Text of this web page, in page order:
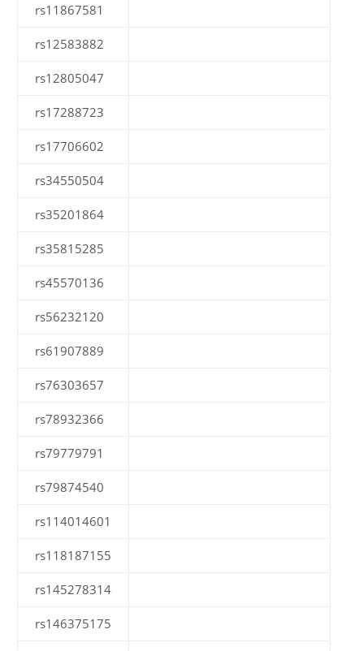
rs11867581
rs12583882
rs12805047
rs17288723
rs17706602
rs34550504
rs35201864
rs35815285
rs45570136
rs56232120
rs61907889
rs76303657
rs78932366
rs79779791
rs79874540
rs114014601
rs118187155
rs145278314
rs146375175